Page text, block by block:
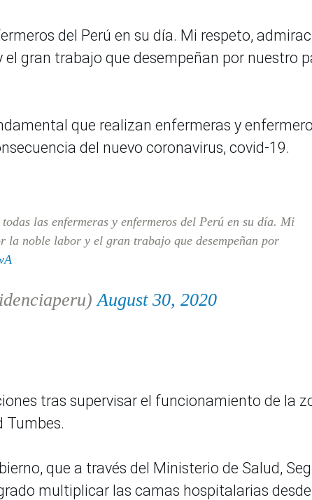
del Perú en su día. Mi respeto,
gran trabajo que desempeñan por nuestro
que realizan enfermeras y
del nuevo coronavirus, covid-19.
las enfermeras y enfermeros del Perú en su día. Mi
la noble labor y el gran trabajo que desempeñan por
August 30, 2020
tras supervisar el funcionamiento de la
Tumbes.
que a través del Ministerio de Salud,
multiplicar las camas hospitalarias